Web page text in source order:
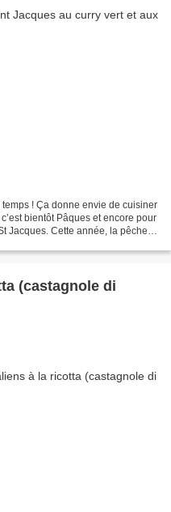
! Ça donne envie de cuisiner
bientôt Pâques et encore pour
Jacques. Cette année, la pêche a
(castagnole di